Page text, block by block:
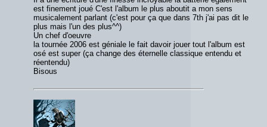
est finement joué C'est l'album le plus aboutit a mon sens
musicalement parlant (c'est pour ça que dans 7th j'ai pas dit le
plus mais l'un des plus^^)
Un chef d'oeuvre
la tournée 2006 est géniale le fait davoir jouer tout l'album est
osé est super (ça change des éternelle classique entendu et
réentendu)
Bisous